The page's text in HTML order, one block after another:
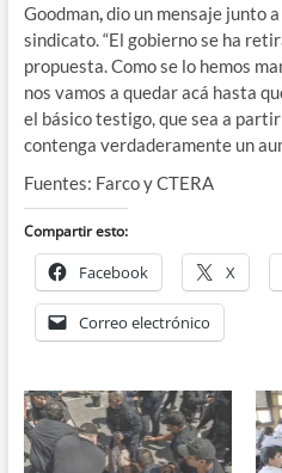
Goodman,dio un mensaje junto
sindicato. “El gobierno se ha
propuesta. Como se lo hemos
nos vamos a quedar acá hasta
el básico testigo, que sea a
contenga verdaderamente un
Fuentes: Farco y CTERA
Compartir esto:
Facebook X
Correo electrónico